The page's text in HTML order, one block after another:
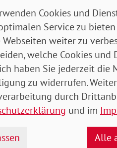
die
der
arbeiteten sie unter
wurde Franziska
Holzbereich und
auf dem Eis begleiten
uns sehr am Herzen
Möller.
Cookies und
Service zu
Webseiten weiter zu
welche Cookies
haben Sie jederzeit
zu widerrufen.
durch
und im
Alle